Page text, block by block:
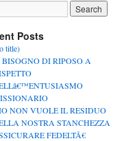
Posts
title)
DI RIPOSO A
NON VUOLE IL RESIDUO
NOSTRA STANCHEZZA
FEDELTÃ€